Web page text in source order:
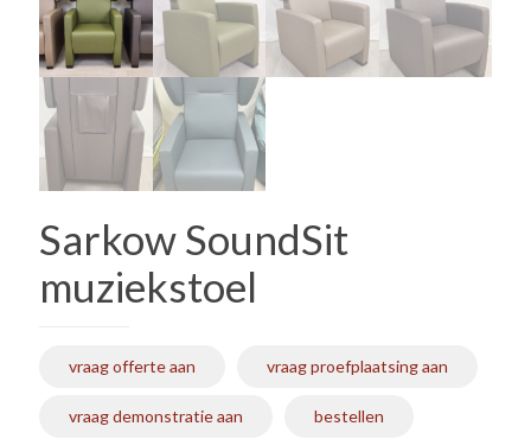
Sarkow SoundSit
muziekstoel
vraag offerte aan vraag proefplaatsing aan
vraag demonstratie aan bestellen